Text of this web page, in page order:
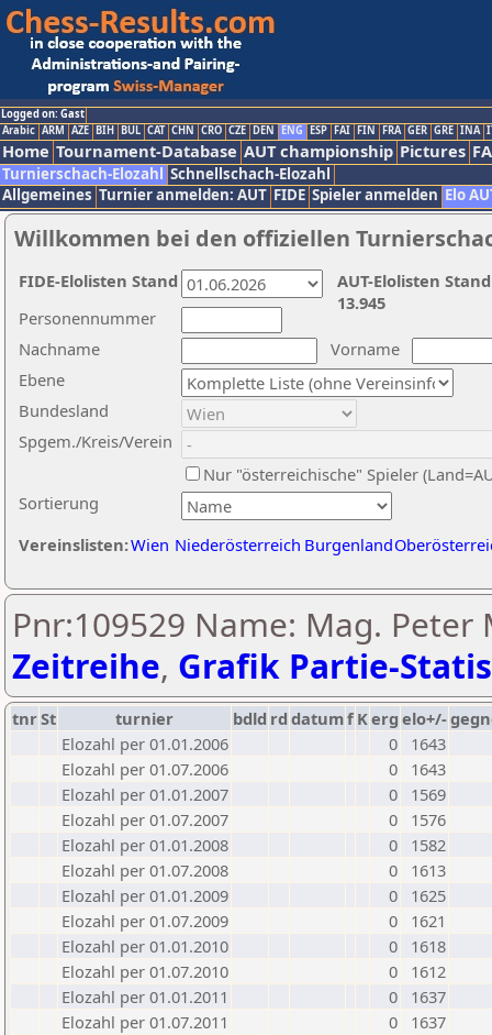
Logged on: Gast
Arabic ARM AZE BIH BUL CAT CHN CRO CZE DEN ENG ESP FAI FIN FRA GER GRE INA
Home Tournament-Database AUT championship Pictures
Turnierschach-Elozahl Schnellschach-Elozahl
Allgemeines Turnier anmelden: AUT FIDE Spieler anmelden Elo
Willkommen bei den offiziellen
Nachname
Vorname
Ebene
Sortierung
Personennummer
Bundesland
Spgem./Kreis/Verein
Nur "österreichische" Spieler
Vereinslisten:Wien Niederösterreich Burgenland
AUT-Elolisten
13.945
FIDE-Elolisten Stand
Pnr:109529 Name: Mag. Peter
Zeitreihe, Grafik Partie-
tnrSt turnier bdld rd datumf Kerg elo+/-
Elozahl per 01.01.2006
0
1643
Elozahl per 01.07.2006
0
1643
Elozahl per 01.01.2007
0
1569
Elozahl per 01.07.2007
0
1576
Elozahl per 01.01.2008
0
1582
Elozahl per 01.07.2008
0
1613
Elozahl per 01.01.2009
0
1625
Elozahl per 01.07.2009
0
1621
Elozahl per 01.01.2010
0
1618
Elozahl per 01.07.2010
0
1612
Elozahl per 01.01.2011
0
1637
Elozahl per 01.07.2011
0
1637